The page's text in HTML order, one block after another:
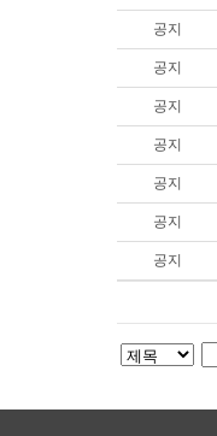
공지
공지
공지
공지
공지
공지
공지